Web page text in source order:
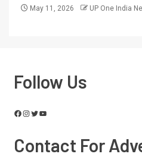
May 11, 2026 UP One India
Follow Us
Contact For